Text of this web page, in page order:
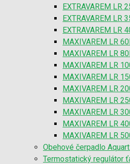
EXTRAVAREM LR
EXTRAVAREM LR
EXTRAVAREM LR
MAXIVAREM LR
MAXIVAREM LR
MAXIVAREM LR
MAXIVAREM LR
MAXIVAREM LR
MAXIVAREM LR
MAXIVAREM LR
MAXIVAREM LR
MAXIVAREM LR
Obehové čerpadlo
Termostatický regulátor